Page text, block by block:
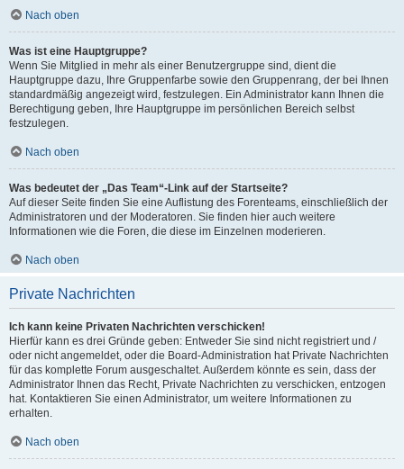
Nach oben
Was ist eine Hauptgruppe?
Wenn Sie Mitglied in mehr als einer Benutzergruppe sind, dient die
Hauptgruppe dazu, Ihre Gruppenfarbe sowie den Gruppenrang, der bei Ihnen
standardmäßig angezeigt wird, festzulegen. Ein Administrator kann Ihnen die
Berechtigung geben, Ihre Hauptgruppe im persönlichen Bereich selbst
festzulegen.
Nach oben
Was bedeutet der „Das Team“-Link auf der Startseite?
Auf dieser Seite finden Sie eine Auflistung des Forenteams, einschließlich der
Administratoren und der Moderatoren. Sie finden hier auch weitere
Informationen wie die Foren, die diese im Einzelnen moderieren.
Nach oben
Private Nachrichten
Ich kann keine Privaten Nachrichten verschicken!
Hierfür kann es drei Gründe geben: Entweder Sie sind nicht registriert und /
oder nicht angemeldet, oder die Board-Administration hat Private Nachrichten
für das komplette Forum ausgeschaltet. Außerdem könnte es sein, dass der
Administrator Ihnen das Recht, Private Nachrichten zu verschicken, entzogen
hat. Kontaktieren Sie einen Administrator, um weitere Informationen zu
erhalten.
Nach oben